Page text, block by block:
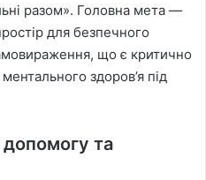
разом». Головна мета —
для безпечного
що є критично
здоров’я під
та